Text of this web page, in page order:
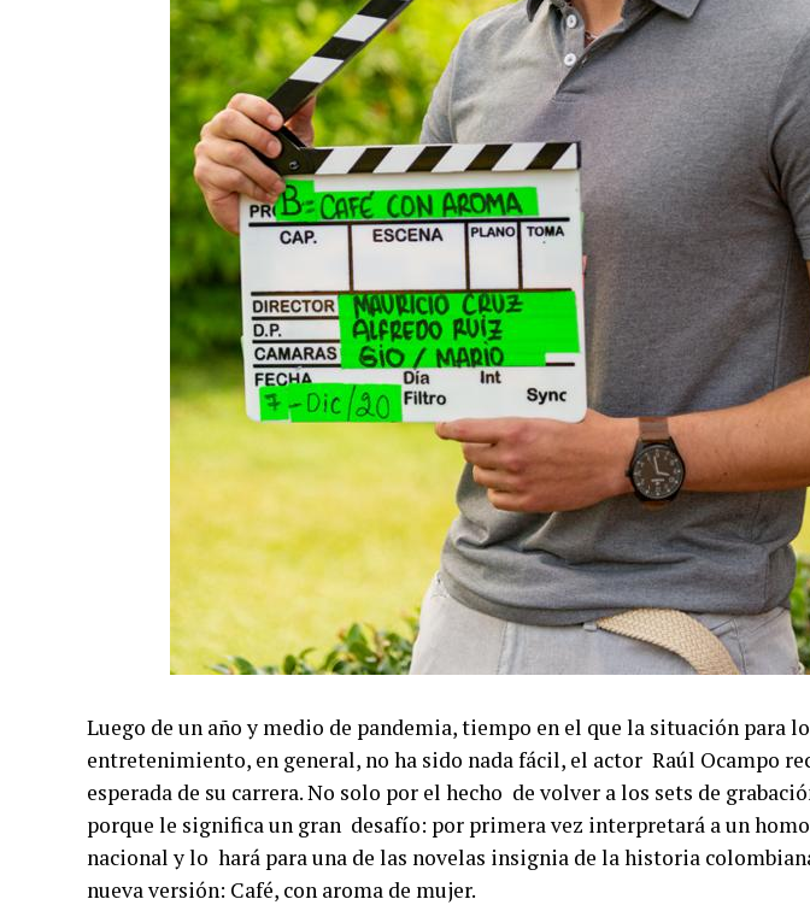
Luego de un año y medio de pandemia, tiempo en el que la situación para
entretenimiento, en general, no ha sido nada fácil, el actor Raúl Ocampo
esperada de su carrera. No solo por el hecho de volver a los sets de
porque le significa un gran desafío: por primera vez interpretará a un
nacional y lo hará para una de las novelas insignia de la historia
nueva versión: Café, con aroma de mujer.